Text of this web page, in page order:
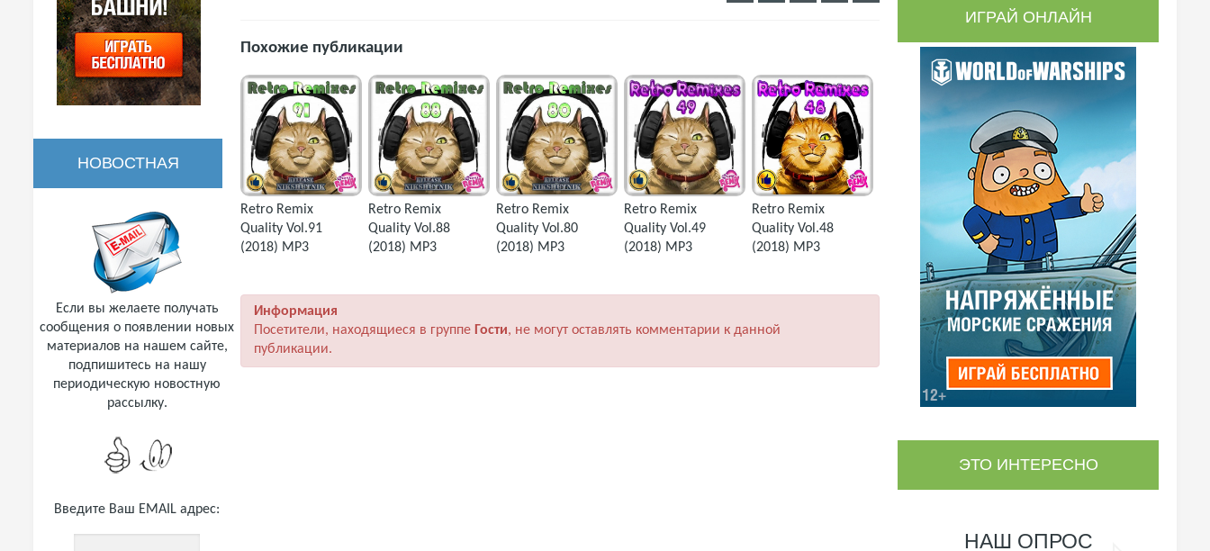
НОВОСТНАЯ
РАССЫЛКА
Если вы желаете получать
сообщения о появлении новых
материалов на нашем сайте,
подпишитесь на нашу
периодическую новостную
рассылку.
Введите Ваш EMAIL адрес:
Похожие публикации
Retro Remix
Quality Vol.91
(2018) MP3
Retro Remix
Quality Vol.88
(2018) MP3
Retro Remix
Quality Vol.80
(2018) MP3
Retro Remix
Quality Vol.49
(2018) MP3
Retro Remix
Quality Vol.48
(2018) MP3
Информация
Посетители, находящиеся в группе Гости, не могут оставлять комментарии к данной
публикации.
ИГРАЙ ОНЛАЙН
ЭТО ИНТЕРЕСНО
НАШ ОПРОС